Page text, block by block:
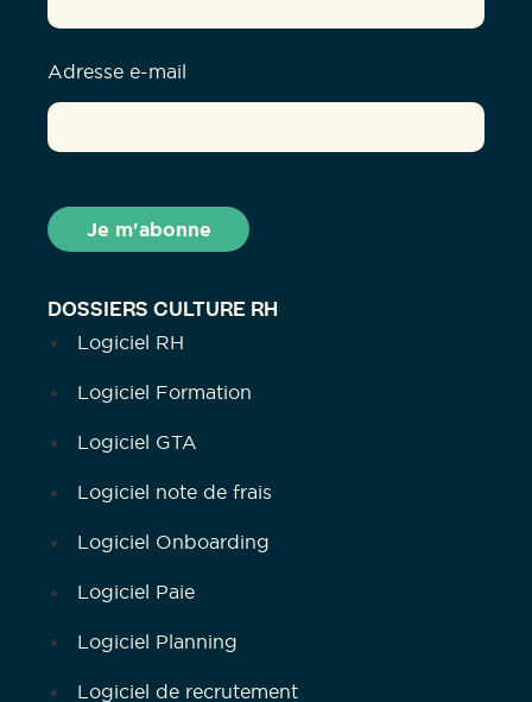
DOSSIERS CULTURE RH
Logiciel RH
Logiciel Formation
Logiciel GTA
Logiciel note de frais
Logiciel Onboarding
Logiciel Paie
Logiciel Planning
Logiciel de recrutement
Adresse e-mail